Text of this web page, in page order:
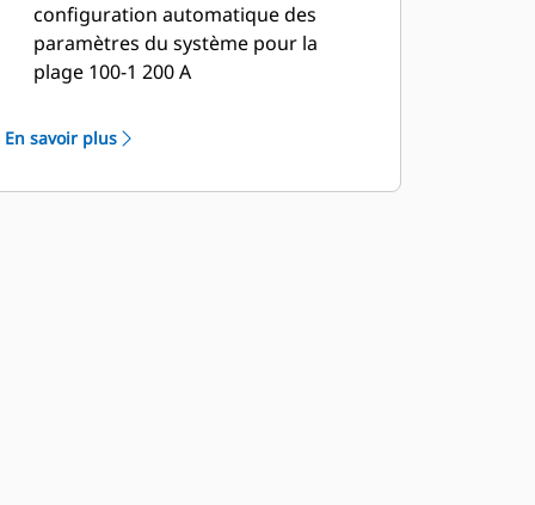
configuration automatique des
paramètres du système pour la
plage 100-1 200 A
nominaux de fermeture (WCR) élevés
en fonction du temps
Courants de tenue à court terme
En savoir plus